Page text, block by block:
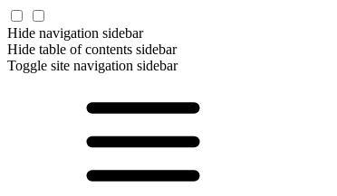
Hide navigation sidebar
Hide table of contents sidebar
Toggle site navigation sidebar